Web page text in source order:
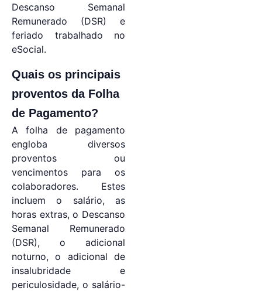
Descanso Semanal
Remunerado (DSR) e
feriado trabalhado no
eSocial.
Quais os principais
proventos da Folha
de Pagamento?
A folha de pagamento
engloba diversos
proventos ou
vencimentos para os
colaboradores. Estes
incluem o salário, as
horas extras, o Descanso
Semanal Remunerado
(DSR), o adicional
noturno, o adicional de
insalubridade e
periculosidade, o salário-